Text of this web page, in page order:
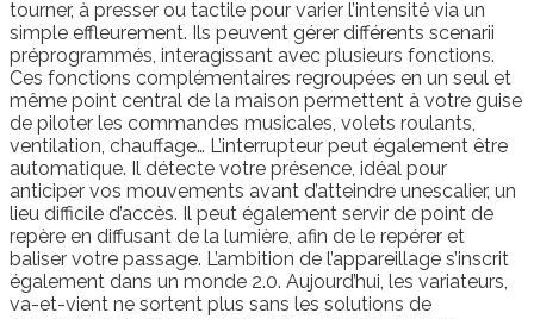
tourner, à presser ou tactile pour varier l’intensité via un
simple effleurement. Ils peuvent gérer différents scenarii
préprogrammés, interagissant avec plusieurs fonctions.
Ces fonctions complémentaires regroupées en un seul et
même point central de la maison permettent à votre guise
de piloter les commandes musicales, volets roulants,
ventilation, chauffage… L’interrupteur peut également être
automatique. Il détecte votre présence, idéal pour
anticiper vos mouvements avant d’atteindre unescalier, un
lieu difficile d’accès. Il peut également servir de point de
repère en diffusant de la lumière, afin de le repérer et
baliser votre passage. L’ambition de l’appareillage s’inscrit
également dans un monde 2.0. Aujourd’hui, les variateurs,
va-et-vient ne sortent plus sans les solutions de